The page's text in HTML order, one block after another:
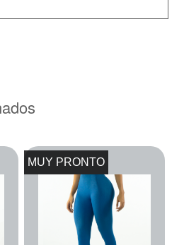
MUY PRONTO